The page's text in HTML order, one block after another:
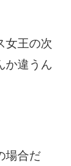
女王の次
か違うん
場合だ